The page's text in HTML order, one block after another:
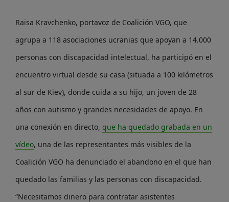
Raisa Kravchenko, portavoz de Coalición VGO, que
agrupa a 118 asociaciones ucranias que apoyan a 14.000
personas con discapacidad intelectual, ha participó en el
encuentro virtual desde su casa (situada a 100 kilómetros
al sur de Kiev), donde cuida a su hijo, un joven de 28
años con autismo y grandes necesidades de apoyo. En
una conexión en directo, que ha quedado grabada en un
vídeo, una de las representantes más visibles de la
Coalición VGO ha denunciado el abandono en el que han
quedado las familias y las personas con discapacidad.
“Necesitamos dinero para contratar asistentes